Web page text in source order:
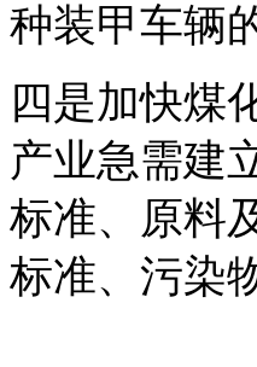
种装甲车辆
四是加快煤
产业急需建
标准、原料
标准、污染